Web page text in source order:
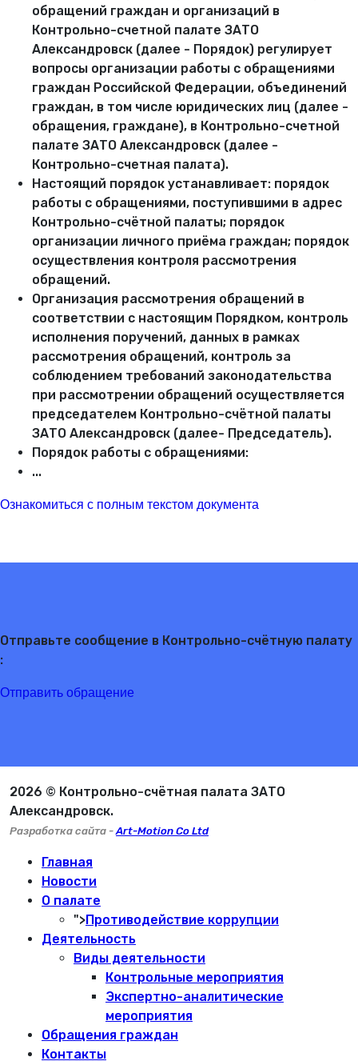
обращений граждан и организаций в
Контрольно-счетной палате ЗАТО
Александровск (далее - Порядок) регулирует
вопросы организации работы с обращениями
граждан Российской Федерации, объединений
граждан, в том числе юридических лиц (далее -
обращения, граждане), в Контрольно-счетной
палате ЗАТО Александровск (далее -
Контрольно-счетная палата).
Настоящий порядок устанавливает: порядок
работы с обращениями, поступившими в адрес
Контрольно-счётной палаты; порядок
организации личного приёма граждан; порядок
осуществления контроля рассмотрения
обращений.
Организация рассмотрения обращений в
соответствии с настоящим Порядком, контроль
исполнения поручений, данных в рамках
рассмотрения обращений, контроль за
соблюдением требований законодательства
при рассмотрении обращений осуществляется
председателем Контрольно-счётной палаты
ЗАТО Александровск (далее- Председатель).
Порядок работы с обращениями:
...
Ознакомиться с полным текстом документа
Отправьте сообщение в Контрольно-счётную палату
:
Отправить обращение
2026 © Контрольно-счётная палата ЗАТО
Александровск.
Разработка сайта - Art-Motion Co Ltd
Главная
Новости
О палате
">Противодействие коррупции
Деятельность
Виды деятельности
Контрольные мероприятия
Экспертно-аналитические
мероприятия
Обращения граждан
Контакты